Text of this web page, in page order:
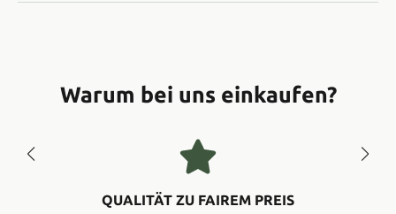
Warum bei uns einkaufen?
QUALITÄT ZU FAIREM PREIS